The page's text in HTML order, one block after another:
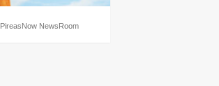
PireasNow NewsRoom